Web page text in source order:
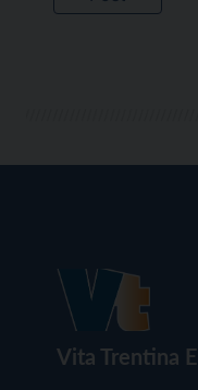
Vita Trentina